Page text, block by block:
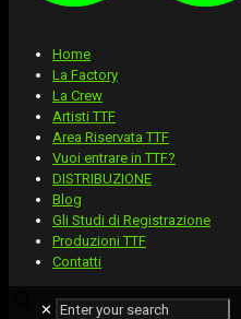
Home
La Factory
La Crew
Artisti TTF
Area Riservata TTF
Vuoi entrare in TTF?
DISTRIBUZIONE
Blog
Gli Studi di Registrazione
Produzioni TTF
Contatti
✕